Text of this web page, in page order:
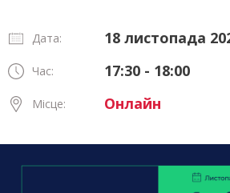
Дата: 18 листопада
Час: 17:30 - 18:00
Місце: Онлайн